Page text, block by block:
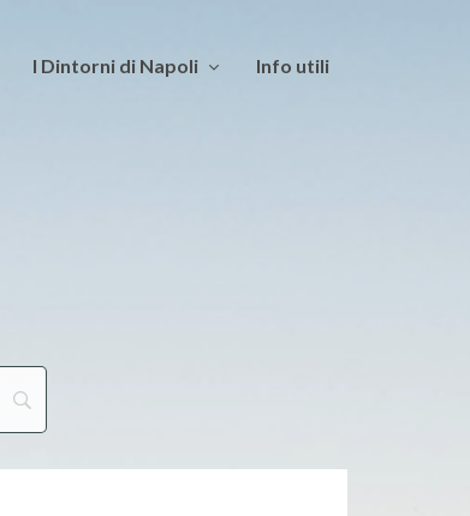
I Dintorni di Napoli Info utili